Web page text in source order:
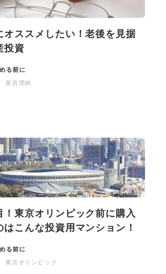
オススメしたい！老後を見据
投資
る前に
家賃滞納
！東京オリンピック前に購入
はこんな投資用マンション！
る前に
東京オリンピック